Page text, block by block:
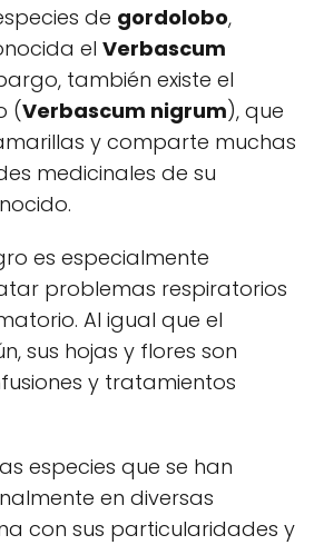
de gordolobo,
el Verbascum
también existe el
(Verbascum nigrum), que
y comparte muchas
medicinales de su
es especialmente
problemas respiratorios
Al igual que el
sus hojas y flores son
y tratamientos
especies que se han
en diversas
con sus particularidades y